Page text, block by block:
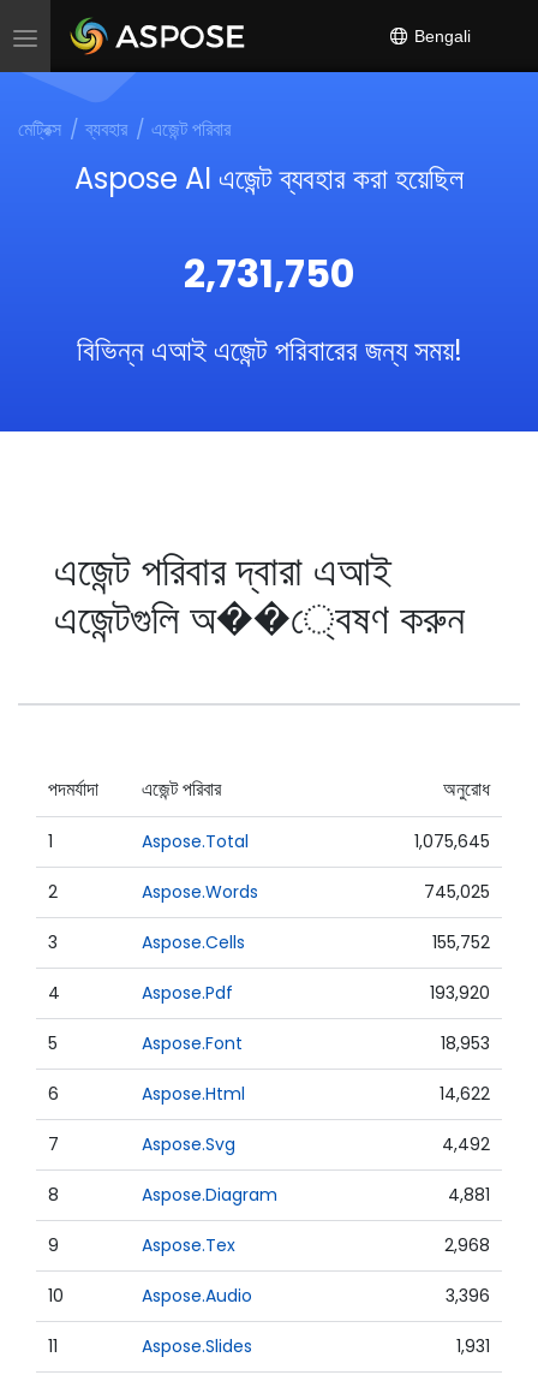
Toggle
Bengali
মেট্রিক্স ব্যবহার এজেন্ট পরিবার
Aspose AI এজেন্ট ব্যবহার করা হয়েছিল
2,731,750
বিভিন্ন এআই এজেন্ট পরিবারের জন্য সময়!
এজেন্ট পরিবার দ্বারা এআই
এজেন্টগুলি অ��্বেষণ করুন
পদমর্যাদা এজেন্ট পরিবার অনুরোধ
1 Aspose.Total 1,075,645
2 Aspose.Words 745,025
3 Aspose.Cells 155,752
4 Aspose.Pdf 193,920
5 Aspose.Font 18,953
6 Aspose.Html 14,622
7 Aspose.Svg 4,492
8 Aspose.Diagram 4,881
9 Aspose.Tex 2,968
10 Aspose.Audio 3,396
11 Aspose.Slides 1,931